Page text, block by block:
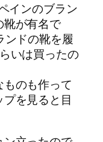
インのブラン
靴が有名で
ンドの靴を履
いは買ったの
のも作って
を見ると目